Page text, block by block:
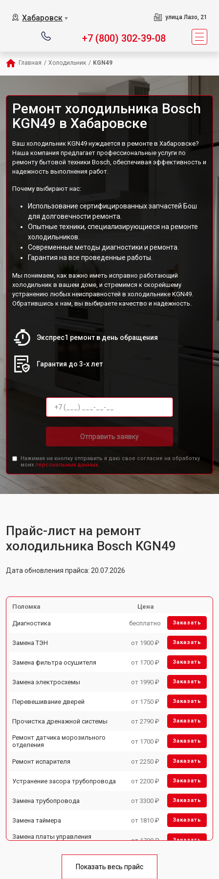
Хабаровск ▼ улица Лазо, 21
+7 (800) 302-39-08
Главная / Холодильник / KGN49
Ремонт холодильника Bosch
KGN49 в Хабаровске
Ваш холодильник KGN49 нуждается в ремонте в Хабаровске?
Наша компания предлагает профессиональные услуги по
ремонту бытовой техники Bosch, обеспечивая эффективность и
надежность выполнения работ.
Почему выбирают нас:
Использование сертифицированных запчастей Бош
для долговечности ремонта.
Опытные техники, специализирующиеся на ремонте
холодильников.
Современные методы диагностики и ремонта.
Гарантия на все проведенные работы.
Мы понимаем, как важно иметь исправно работающий
холодильник в вашем доме, и стремимся к скорейшему
устранению любых неисправностей в холодильнике KGN49.
Обратившись к нам, вы выбираете качество и надежность.
Экспрес1 ремонт в день обращения
Гарантия до 3-х лет
Отправить заявку
Нажимая на кнопку отправить я даю свое согласие на обработку
моих персональных данных.
Прайс-лист на ремонт
холодильника Bosch KGN49
Дата обновления прайса: 20.07.2026
Поломка Цена
Диагностика бесплатно Заказать
Замена ТЭН от 1900 ₽ Заказать
Замена фильтра осушителя от 1700 ₽ Заказать
Замена электросхемы от 1990 ₽ Заказать
Перевешивание дверей от 1750 ₽ Заказать
Прочистка дренажной системы от 2790 ₽ Заказать
Ремонт датчика морозильного
отделения
от 1700 ₽ Заказать
Ремонт испарителя от 2250 ₽ Заказать
Устранение засора трубопровода от 2200 ₽ Заказать
Замена трубопровода от 3300 ₽ Заказать
Замена таймера от 1810 ₽ Заказать
Замена платы управления
от 1700 ₽ Заказать
Ремонт/замена датчика
Показать весь прайс